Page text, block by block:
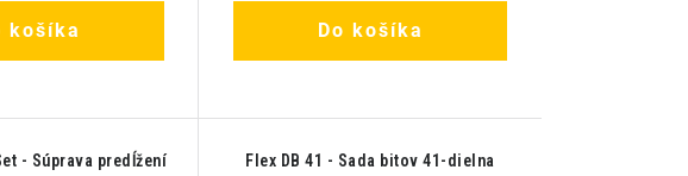
košíka Do košíka
- Súprava predĺžení
Flex DB 41 - Sada bitov 41-dielna